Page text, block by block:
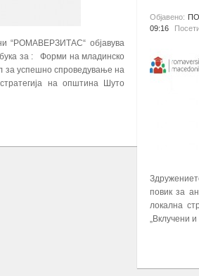
“РОМАВЕРЗИТАС“ објавува
за : Форми на младинско
за успешно спроведување на
на општина Шуто
Објавено:
09:16
повик за
локална
„Вклучени